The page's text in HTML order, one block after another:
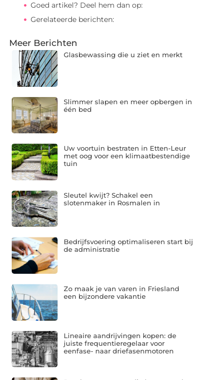
Goed artikel? Deel hem dan op:
Gerelateerde berichten:
Meer Berichten
Glasbewassing die u ziet en merkt
Slimmer slapen en meer opbergen in
één bed
Uw voortuin bestraten in Etten-Leur
met oog voor een klimaatbestendige
tuin
Sleutel kwijt? Schakel een
slotenmaker in Rosmalen in
Bedrijfsvoering optimaliseren start bij
de administratie
Zo maak je van varen in Friesland
een bijzondere vakantie
Lineaire aandrijvingen kopen: de
juiste frequentieregelaar voor
eenfase- naar driefasenmotoren